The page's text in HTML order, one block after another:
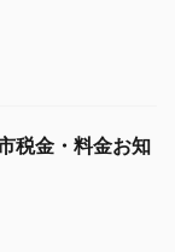
税金・料金お知